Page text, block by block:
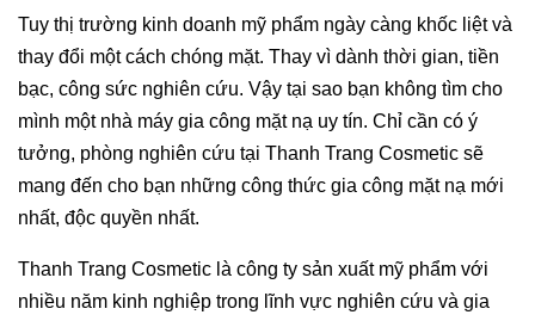
Tuy thị trường kinh doanh mỹ phẩm ngày càng khốc liệt và
thay đổi một cách chóng mặt. Thay vì dành thời gian, tiền
bạc, công sức nghiên cứu. Vậy tại sao bạn không tìm cho
mình một nhà máy gia công mặt nạ uy tín. Chỉ cần có ý
tưởng, phòng nghiên cứu tại Thanh Trang Cosmetic sẽ
mang đến cho bạn những công thức gia công mặt nạ mới
nhất, độc quyền nhất.
Thanh Trang Cosmetic là công ty sản xuất mỹ phẩm với
nhiều năm kinh nghiệp trong lĩnh vực nghiên cứu và gia